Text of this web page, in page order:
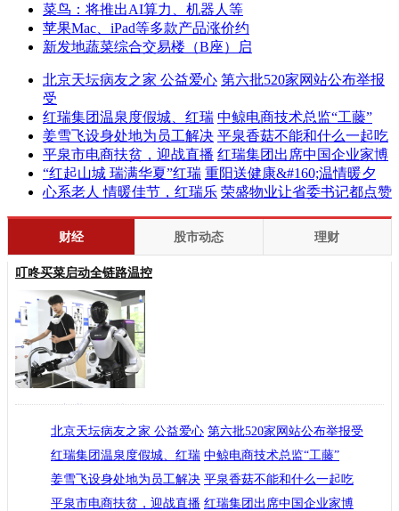
菜鸟：将推出AI算力、机器人等
苹果Mac、iPad等多款产品涨价约
新发地蔬菜综合交易楼（B座）启
北京天坛病友之家 公益爱心 第六批520家网站公布举报
受
红瑞集团温泉度假城、红瑞 中鲸电商技术总监“工藤”
姜雪飞设身处地为员工解决 平泉香菇不能和什么一起吃
平泉市电商扶贫，迎战直播 红瑞集团出席中国企业家博
“红起山城 瑞满华夏”红瑞 重阳送健康&#160;温情暖夕
心系老人 情暖佳节，红瑞乐 荣盛物业让省委书记都点赞
财经 股市动态 理财
叮咚买菜启动全链路温控
拓生态
燕京啤酒上半年预计净利同比增
菜鸟：将推出AI算力、机器人等
苹果Mac、iPad等多款产品涨价约
新发地蔬菜综合交易楼（B座）启
北京天坛病友之家 公益爱心 第六批520家网站公布举报受
红瑞集团温泉度假城、红瑞 中鲸电商技术总监“工藤”
姜雪飞设身处地为员工解决 平泉香菇不能和什么一起吃
平泉市电商扶贫，迎战直播 红瑞集团出席中国企业家博